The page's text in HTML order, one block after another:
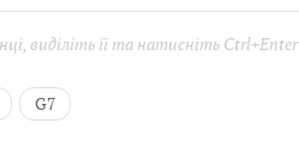
виділіть її та натисніть Ctrl+Enter
G7